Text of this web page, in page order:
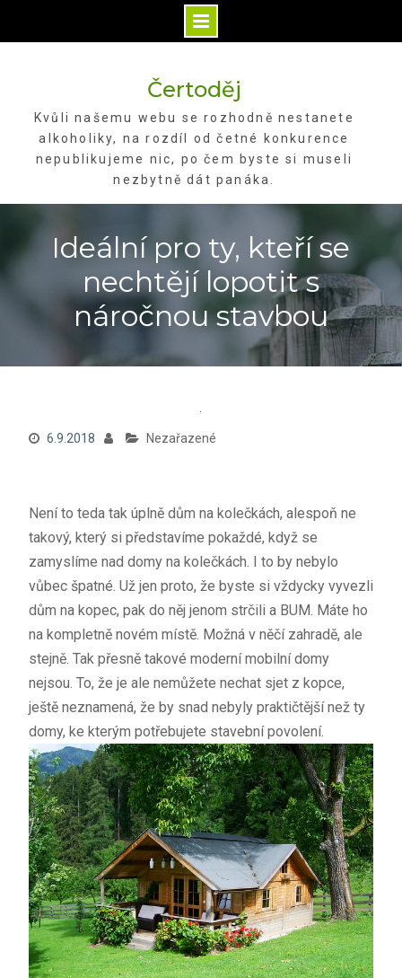
Čertoděj
Kvůli našemu webu se rozhodně nestanete
alkoholiky, na rozdíl od četné konkurence
nepublikujeme nic, po čem byste si museli
nezbytně dát panáka.
Ideální pro ty, kteří se
nechtějí lopotit s
náročnou stavbou
6.9.2018 Nezařazené
Není to teda tak úplně dům na kolečkách, alespoň ne
takový, který si představíme pokaždé, když se
zamyslíme nad domy na kolečkách. I to by nebylo
vůbec špatné. Už jen proto, že byste si vždycky vyvezli
dům na kopec, pak do něj jenom strčili a BUM. Máte ho
na kompletně novém místě. Možná v něčí zahradě, ale
stejně. Tak přesně takové moderní mobilní domy
nejsou. To, že je ale nemůžete nechat sjet z kopce,
ještě neznamená, že by snad nebyly praktičtější než ty
domy, ke kterým potřebujete stavební povolení.